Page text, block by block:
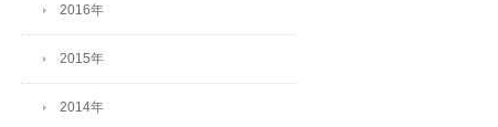
2016年
2015年
2014年